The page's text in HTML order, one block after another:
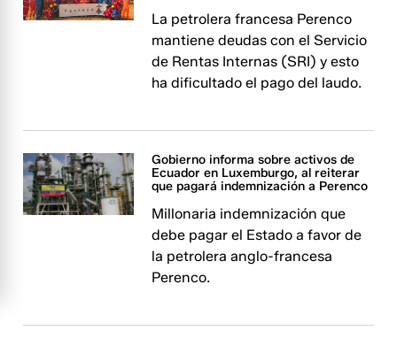
La petrolera francesa Perenco
mantiene deudas con el Servicio
de Rentas Internas (SRI) y esto
ha dificultado el pago del laudo.
Gobierno informa sobre activos de
Ecuador en Luxemburgo, al reiterar
que pagará indemnización a Perenco
Millonaria indemnización que
debe pagar el Estado a favor de
la petrolera anglo-francesa
Perenco.